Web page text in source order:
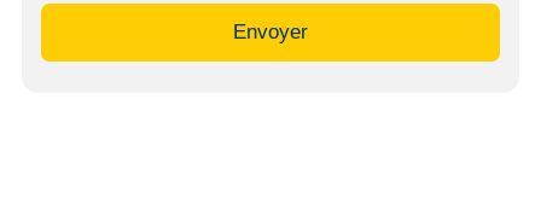
Envoyer